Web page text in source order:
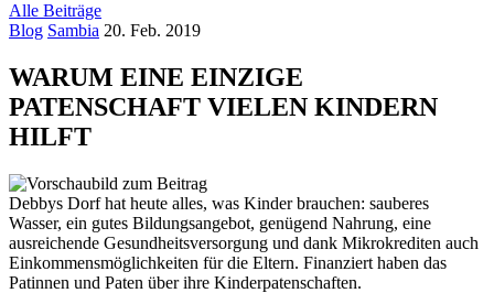
Alle Beiträge
Blog Sambia 20. Feb. 2019
WARUM EINE EINZIGE
PATENSCHAFT VIELEN KINDERN
HILFT
Debbys Dorf hat heute alles, was Kinder brauchen: sauberes
Wasser, ein gutes Bildungsangebot, genügend Nahrung, eine
ausreichende Gesundheitsversorgung und dank Mikrokrediten auch
Einkommensmöglichkeiten für die Eltern. Finanziert haben das
Patinnen und Paten über ihre Kinderpatenschaften.